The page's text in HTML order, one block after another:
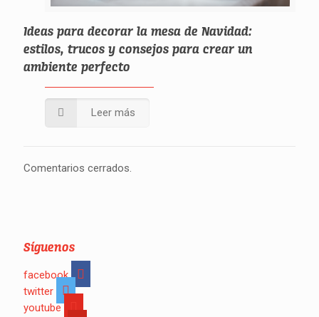
Ideas para decorar la mesa de Navidad:
estilos, trucos y consejos para crear un
ambiente perfecto
Leer más
Comentarios cerrados.
Síguenos
facebook
twitter
youtube